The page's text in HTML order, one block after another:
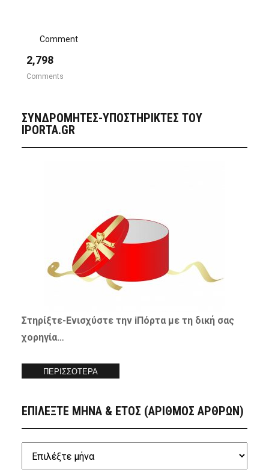
Comment
2,798
Comments
ΣΥΝΔΡΟΜΗΤΈΣ-ΥΠΟΣΤΗΡΙΚΤΈΣ ΤΟΥ
IPORTA.GR
Στηρίξτε-Ενισχύστετην iΠόρτα με τη δική σας
χορηγία…
ΠΕΡΙΣΣΟΤΕΡΑ
ΕΠΙΛΕΞΤΕ ΜΗΝΑ & ΕΤΟΣ (ΑΡΙΘΜΟΣ ΑΡΘΡΩΝ)